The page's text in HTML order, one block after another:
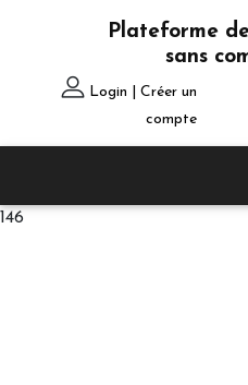
Plateforme
sans
Login | Créer un
compte
146